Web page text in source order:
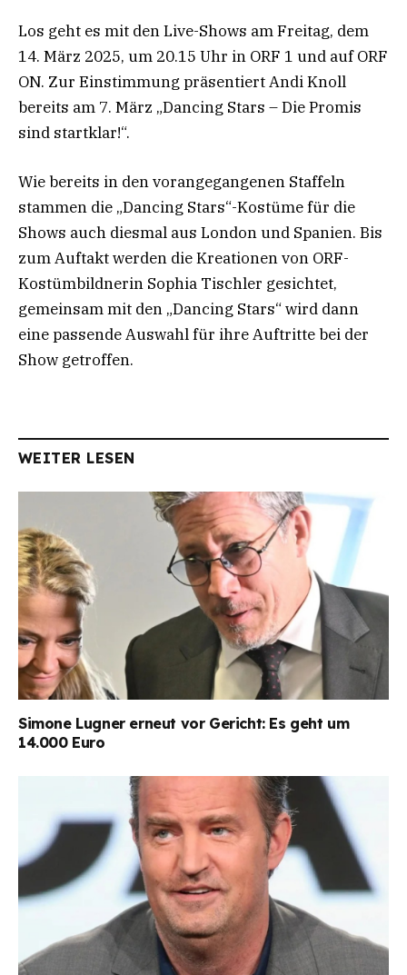
Los geht es mit den Live-Shows am Freitag, dem
14. März 2025, um 20.15 Uhr in ORF 1 und auf ORF
ON. Zur Einstimmung präsentiert Andi Knoll
bereits am 7. März „Dancing Stars – Die Promis
sind startklar!“.
Wie bereits in den vorangegangenen Staffeln
stammen die „Dancing Stars“-Kostüme für die
Shows auch diesmal aus London und Spanien. Bis
zum Auftakt werden die Kreationen von ORF-
Kostümbildnerin Sophia Tischler gesichtet,
gemeinsam mit den „Dancing Stars“ wird dann
eine passende Auswahl für ihre Auftritte bei der
Show getroffen.
WEITER LESEN
Simone Lugner erneut vor Gericht: Es geht um
14.000 Euro